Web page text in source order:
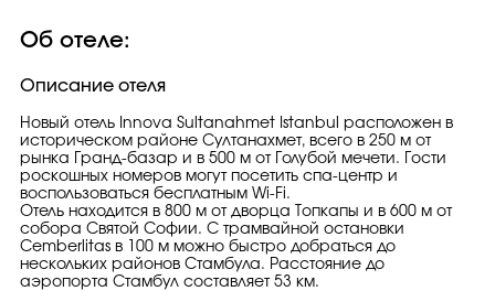
Об отеле:
Описание отеля
Новый отель Innova Sultanahmet Istanbul расположен в
историческом районе Султанахмет, всего в 250 м от
рынка Гранд-базар и в 500 м от Голубой мечети. Гости
роскошных номеров могут посетить спа-центр и
воспользоваться бесплатным Wi-Fi.
Отель находится в 800 м от дворца Топкапы и в 600 м от
собора Святой Софии. С трамвайной остановки
Cemberlitas в 100 м можно быстро добраться до
нескольких районов Стамбула. Расстояние до
аэропорта Стамбул составляет 53 км.